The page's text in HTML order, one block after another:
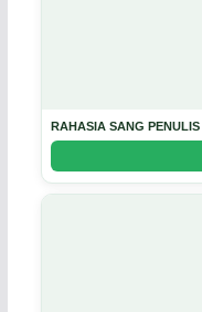
RAHASIA SANG